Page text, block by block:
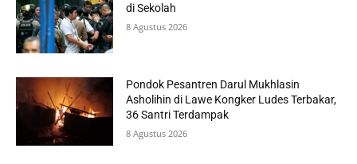
di Sekolah
8 Agustus 2026
Pondok Pesantren Darul Mukhlasin
Asholihin di Lawe Kongker Ludes Terbakar,
36 Santri Terdampak
8 Agustus 2026